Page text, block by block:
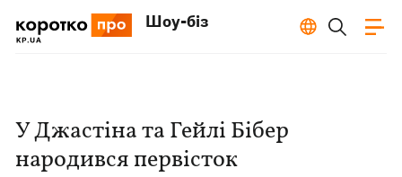
Шоу-біз
У Джастіна та Гейлі Бібер
народився первісток